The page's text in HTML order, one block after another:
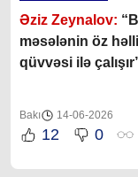
Əziz Zeynalov:
məsələnin öz
qüvvəsi ilə
Bakı 14-06-2026
12 0